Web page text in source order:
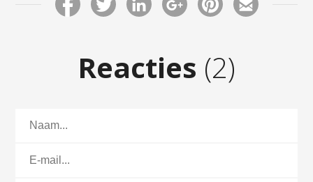
Reacties (2)